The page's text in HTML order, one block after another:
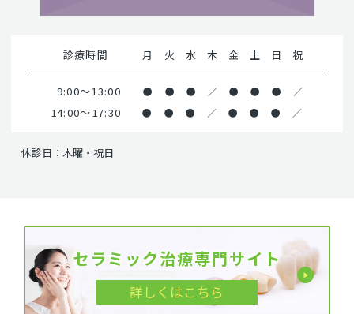
診療時間 月 火 水 木 金 土 日 祝
9:00～13:00 ● ● ● ／ ● ● ● ／
14:00～17:30 ● ● ● ／ ● ● ● ／
休診日：木曜・祝日
セラミック治療専門サイト
詳しくはこちら